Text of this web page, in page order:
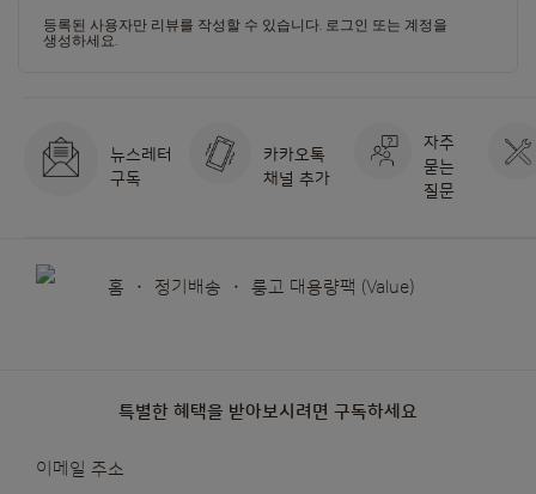
등록된 사용자만 리뷰를 작성할 수 있습니다. 로그인 또는 계정을
생성하세요
뉴스레터
구독
카카오톡
채널 추가
자주
묻는
질문
홈 정기배송 룽고 대용량팩 (Value)
특별한 혜택을 받아보시려면 구독하세요
뉴스레터를
받아보겠습니다:
이메일 주소